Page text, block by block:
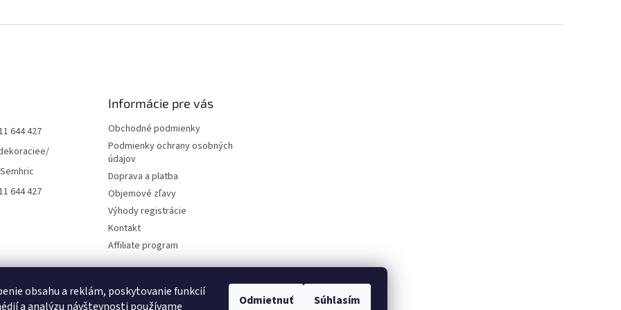
obsahu a reklám, poskytovanie funkcií
a analýzu návštevnosti používame
Odmietnuť Súhlasím
644 427
644 427
Informácie pre vás
Obchodné podmienky
Podmienky ochrany osobných
údajov
Doprava a platba
Objemové zľavy
Výhody registrácie
Kontakt
Affiliate program